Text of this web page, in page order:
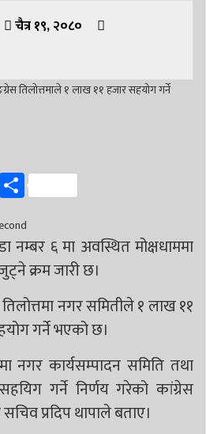
चैत्र १९, २०८०
WhatsApp
Share
नम्बर ६ मा अवस्थित मोक्षधाममा
क्रम जारी छ।
नगर समितीले १ लाख ११
गर्ने भएको छ।
नगर कार्यसम्पादन समिति तथा
गर्ने निर्णय गरेको कांग्रेस
प्रदिप थापाले बताए।